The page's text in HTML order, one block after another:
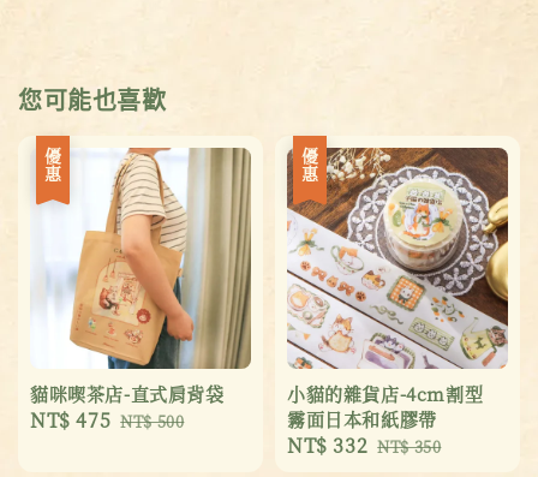
您可能也喜歡
優惠
貓咪喫茶店-直式肩背袋
Sale
NT$ 475 Regular
NT$ 500
優惠
小貓的雜貨店-4cm割型
霧面日本和紙膠帶
Sale
NT$ 332 Regular
NT$ 350